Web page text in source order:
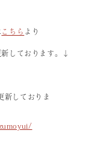
こちら より
しております。↓
新しておりま